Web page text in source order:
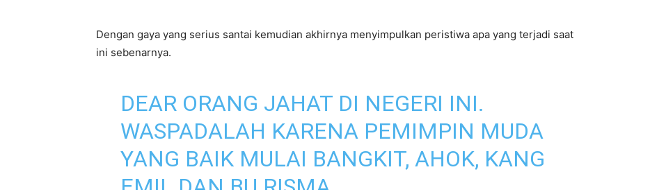
Dengan gaya yang serius santai kemudian akhirnya menyimpulkan peristiwa apa yang terjadi saat
ini sebenarnya.
DEAR ORANG JAHAT DI NEGERI INI.
WASPADALAH KARENA PEMIMPIN MUDA
YANG BAIK MULAI BANGKIT, AHOK, KANG